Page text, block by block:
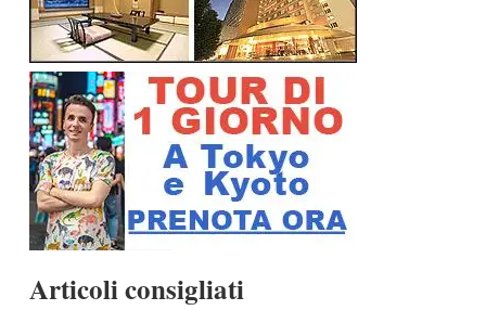
Articoli consigliati